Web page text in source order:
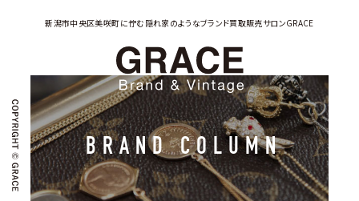
新潟市中央区美咲町に佇む隠れ家のようなブランド買取販売サロンGRACE
BRAND COLUMN